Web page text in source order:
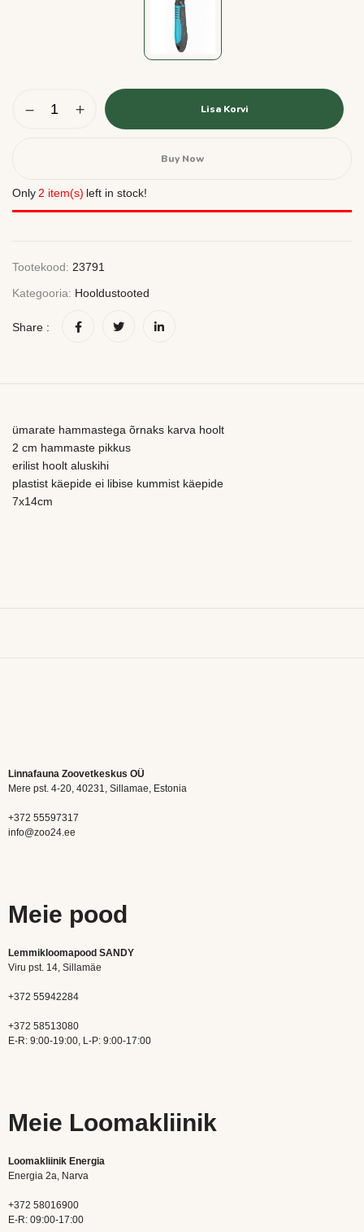
Lisa Korvi
Buy Now
Only2 item(s) left in stock!
Tootekood: 23791
Kategooria: Hooldustooted
Share :
ümarate hammastega õrnaks karva hoolt
2 cm hammaste pikkus
erilist hoolt aluskihi
plastist käepide ei libise kummist käepide
7x14cm
Linnafauna Zoovetkeskus OÜ
Mere pst. 4-20, 40231, Sillamae, Estonia
+372 55597317
info@zoo24.ee
Meie pood
Lemmikloomapood SANDY
Viru pst. 14, Sillamäe
+372 55942284
+372 58513080
E-R: 9:00-19:00, L-P: 9:00-17:00
Meie Loomakliinik
Loomakliinik Energia
Energia 2a, Narva
+372 58016900
E-R: 09:00-17:00